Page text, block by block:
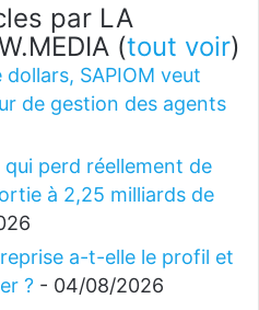
par LA
(tout voir)
SAPIOM veut
de gestion des agents
qui perd réellement de
à 2,25 milliards de
a-t-elle le profil et
? - 04/08/2026